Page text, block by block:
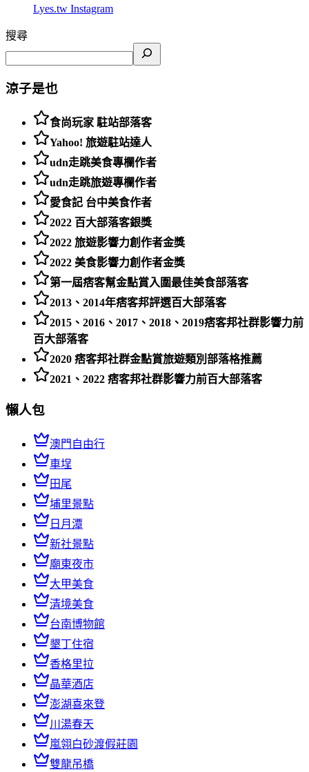
Lyes.tw Instagram
搜尋
涼子是也
食尚玩家 駐站部落客
Yahoo! 旅遊駐站達人
udn走跳美食專欄作者
udn走跳旅遊專欄作者
愛食記 台中美食作者
2022 百大部落客銀獎
2022 旅遊影響力創作者金獎
2022 美食影響力創作者金獎
第一屆痞客幫金點賞入圍最佳美食部落客
2013、2014年痞客邦評選百大部落客
2015、2016、2017、2018、2019痞客邦社群影響力前
百大部落客
2020 痞客邦社群金點賞旅遊類別部落格推薦
2021、2022 痞客邦社群影響力前百大部落客
懶人包
澳門自由行
車埕
田尾
埔里景點
日月潭
新社景點
廟東夜市
大甲美食
清境美食
台南博物館
墾丁住宿
香格里拉
晶華酒店
澎湖喜來登
川湯春天
嵐翎白砂渡假莊園
雙龍吊橋